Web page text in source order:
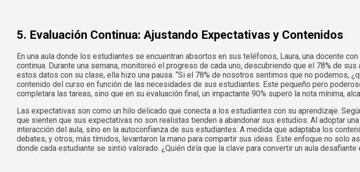
5. Evaluación Continua: Ajustando Expectativas y Contenidos
En una aula donde los estudiantes se encuentran absortos en sus teléfonos, Laura, una docente
continua. Durante una semana, monitoreó el progreso de cada uno, descubriendo que el 78% de
estos datos con su clase, ella hizo una pausa. “Si el 78% de nosotros sentimos que no podemos,
contenido del curso en función de las necesidades de sus estudiantes. Este pequeño pero
completara las tareas, sino que en su evaluación final, un impactante 90% superó la nota mínima,
Las expectativas son como un hilo delicado que conecta a los estudiantes con su aprendizaje.
que sienten que sus expectativas no son realistas tienden a abandonar sus estudios. Al adoptar
interacción del aula, sino en la autoconfianza de sus estudiantes. A medida que adaptaba los
debates, y otros, más tímidos, levantaron la mano para compartir sus ideas. Este enfoque no solo
donde cada estudiante se sintió valorado. ¿Quién diría que la clave para convertir un aula